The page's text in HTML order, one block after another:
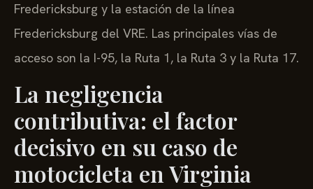
Fredericksburg y la estación de la línea
Fredericksburg del VRE. Las principales vías de
acceso son la I-95, la Ruta 1, la Ruta 3 y la Ruta 17.
La negligencia
contributiva: el factor
decisivo en su caso de
motocicleta en Virginia